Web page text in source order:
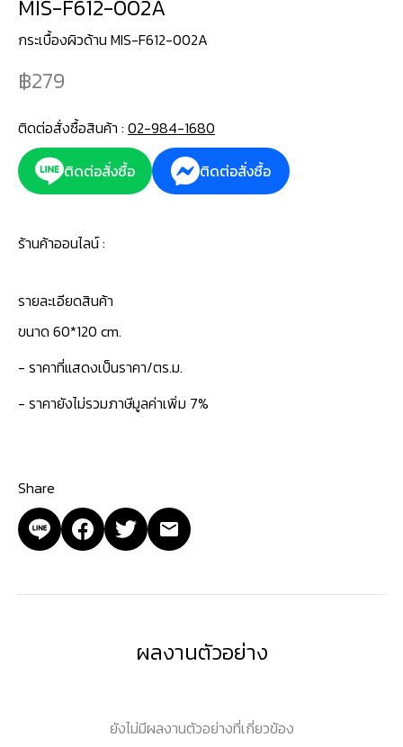
MIS-F612-002A
กระเบื้องผิวด้าน MIS-F612-002A
279
ติดต่อสั่งซื้อสินค้า : 02-984-1680
ติดต่อสั่งซื้อ
ติดต่อสั่งซื้อ
ร้านค้าออนไลน์ :
รายละเอียดสินค้า
ขนาด 60*120 cm.
- ราคาที่แสดงเป็นราคา/ตร.ม.
- ราคายังไม่รวมภาษีมูลค่าเพิ่ม 7%
Share
ผลงานตัวอย่าง
ยังไม่มีผลงานตัวอย่างที่เกี่ยวข้อง